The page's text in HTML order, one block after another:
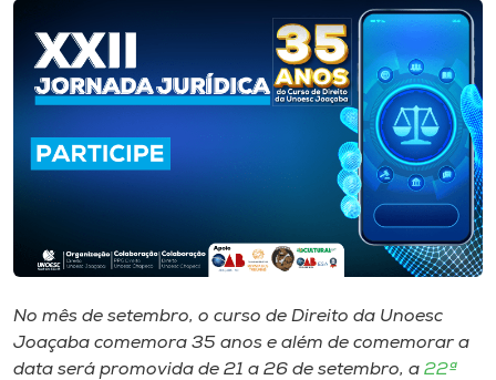
Editora
Rádio
Unoesc
Store
No mês de setembro, o curso de Direito da Unoesc
Joaçaba comemora 35 anos e além de comemorar a
data será promovida de 21 a 26 de setembro, a 22ª